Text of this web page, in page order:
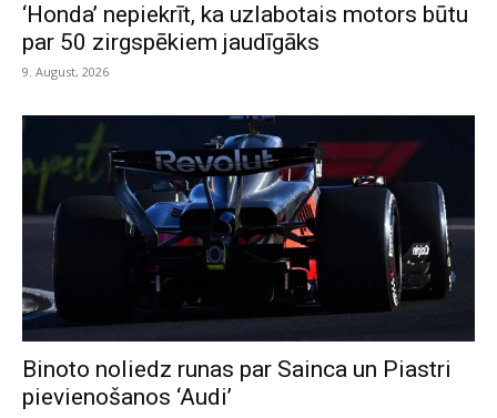
‘Honda’ nepiekrīt, ka uzlabotais motors būtu
par 50 zirgspēkiem jaudīgāks
9. August, 2026
Binoto noliedz runas par Sainca un Piastri
pievienošanos ‘Audi’